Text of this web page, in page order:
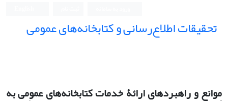
تحقیقات اطلاع‌رسانی و کتابخانه‌های عمومی
موانع و راهبردهای ارائۀ خدمات کتابخانه‌های عمومی به